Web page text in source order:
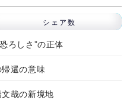
シェア数
ろしさ”の正体
帰還の意味
文哉の新境地